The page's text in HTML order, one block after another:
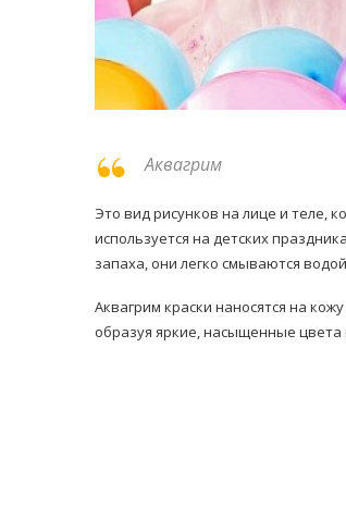
Аквагрим
Это вид рисунков на лице и теле,
используется на детских
запаха, они легко смываются
Аквагрим краски наносятся на
образуя яркие, насыщенные